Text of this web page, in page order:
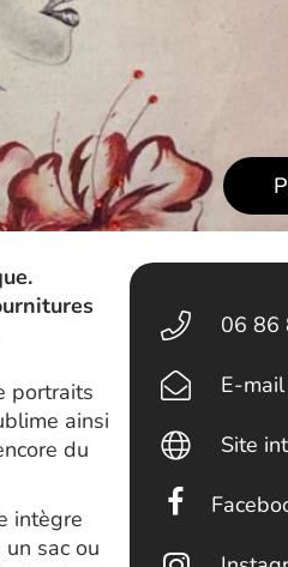
portraits
ainsi
du
intègre
sac ou
06 86
E-mail
Site